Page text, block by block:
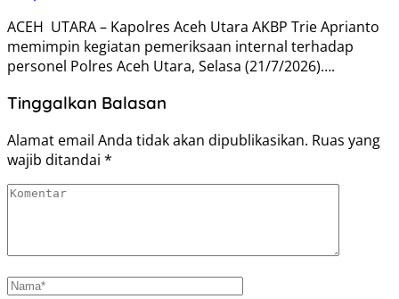
ACEH UTARA – Kapolres Aceh Utara AKBP Trie Aprianto
memimpin kegiatan pemeriksaan internal terhadap
personel Polres Aceh Utara, Selasa (21/7/2026)….
Tinggalkan Balasan
Alamat email Anda tidak akan dipublikasikan. Ruas yang
wajib ditandai *